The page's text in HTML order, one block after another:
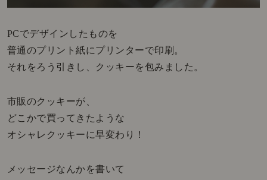
PCでデザインしたものを
普通のプリント紙にプリンターで印刷。
それをろう引きし、クッキーを包みました。
市販のクッキーが、
どこかで買ってきたような
オシャレクッキーに早変わり！
メッセージなんかを書いて